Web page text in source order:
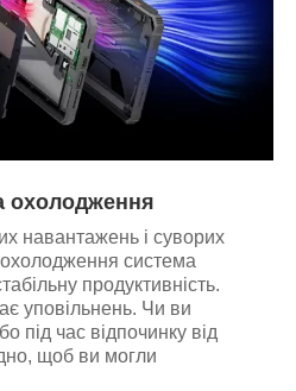
охолодження
навантажень і суворих
система
продуктивність.
уповільнень. Чи ви
під час відпочинку від
щоб ви могли